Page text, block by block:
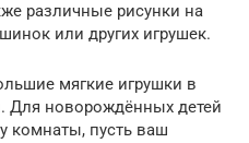
различные рисунки на
или других игрушек.
мягкие игрушки в
Для новорождённых детей
комнаты, пусть ваш